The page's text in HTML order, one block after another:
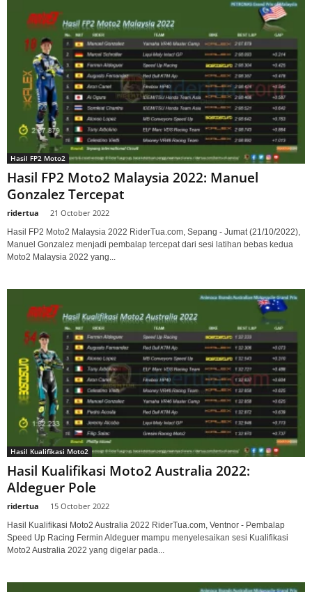
Hasil FP2 Moto2
Hasil FP2 Moto2 Malaysia 2022: Manuel
Gonzalez Tercepat
ridertua 21 October 2022
Hasil FP2 Moto2 Malaysia 2022 RiderTua.com, Sepang - Jumat (21/10/2022),
Manuel Gonzalez menjadi pembalap tercepat dari sesi latihan bebas kedua
Moto2 Malaysia 2022 yang...
Hasil Kualifikasi Moto2
Hasil Kualifikasi Moto2 Australia 2022:
Aldeguer Pole
ridertua 15 October 2022
Hasil Kualifikasi Moto2 Australia 2022 RiderTua.com, Ventnor - Pembalap
Speed Up Racing Fermin Aldeguer mampu menyelesaikan sesi Kualifikasi
Moto2 Australia 2022 yang digelar pada...